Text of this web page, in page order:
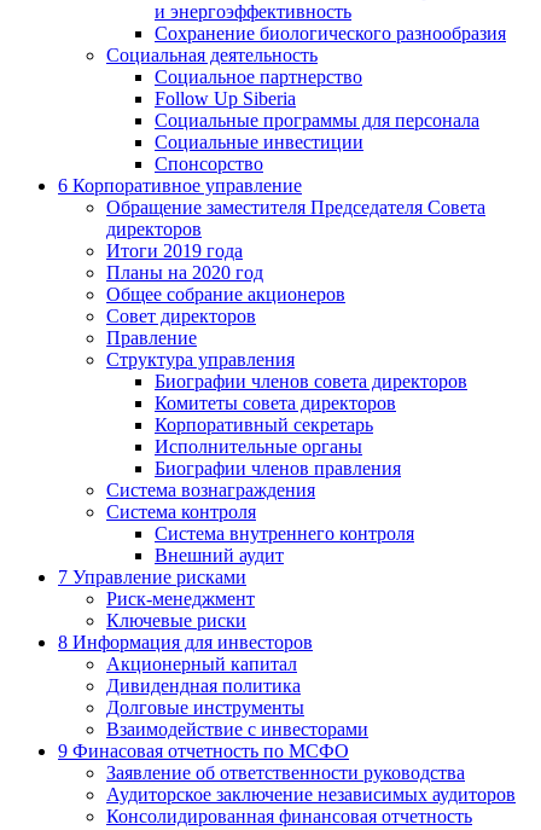
и энергоэффективность
Сохранение биологического разнообразия
Социальная деятельность
Социальное партнерство
Follow Up Siberia
Социальные программы для персонала
Социальные инвестиции
Спонсорство
6 Корпоративное управление
Обращение заместителя Председателя Совета
директоров
Итоги 2019 года
Планы на 2020 год
Общее собрание акционеров
Совет директоров
Правление
Структура управления
Биографии членов совета директоров
Комитеты совета директоров
Корпоративный секретарь
Исполнительные органы
Биографии членов правления
Система вознаграждения
Система контроля
Система внутреннего контроля
Внешний аудит
7 Управление рисками
Риск-менеджмент
Ключевые риски
8 Информация для инвесторов
Акционерный капитал
Дивидендная политика
Долговые инструменты
Взаимодействие с инвеcторами
9 Финасовая отчетность по МСФО
Заявление об ответственности руководства
Аудиторское заключение независимых аудиторов
Консолидированная финансовая отчетность